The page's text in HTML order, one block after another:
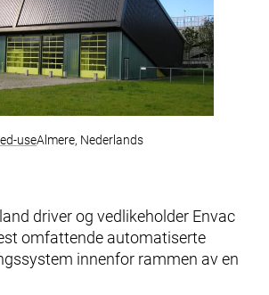
useAlmere, Nederlands
driver og vedlikeholder Envac
omfattende automatiserte
innenfor rammen av en